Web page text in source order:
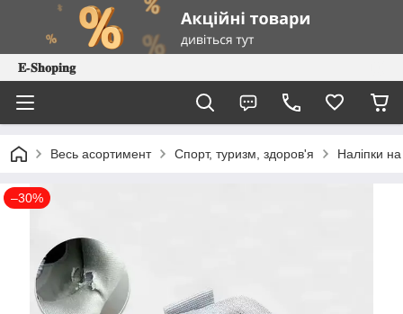
𝐄-𝐒𝐡𝐨𝐩𝐢𝐧𝐠
Весь асортимент Спорт, туризм, здоров'я Наліпки
–30%